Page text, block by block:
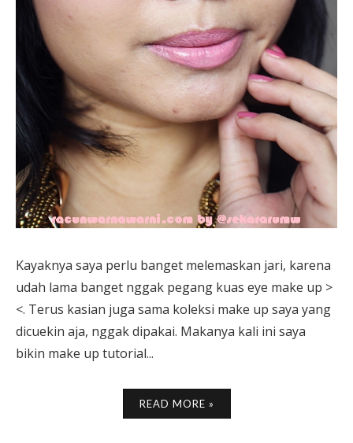
Kayaknya saya perlu banget melemaskan jari, karena
udah lama banget nggak pegang kuas eye make up >
<. Terus kasian juga sama koleksi make up saya yang
dicuekin aja, nggak dipakai. Makanya kali ini saya
bikin make up tutorial...
READ MORE »